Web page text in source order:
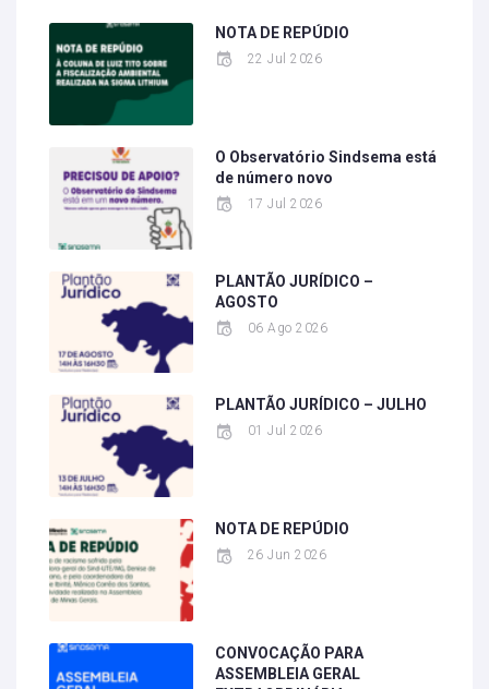
NOTA DE REPÚDIO
22 Jul 2026
O Observatório Sindsema está
de número novo
17 Jul 2026
PLANTÃO JURÍDICO –
AGOSTO
06 Ago 2026
PLANTÃO JURÍDICO – JULHO
01 Jul 2026
NOTA DE REPÚDIO
26 Jun 2026
CONVOCAÇÃO PARA
ASSEMBLEIA GERAL